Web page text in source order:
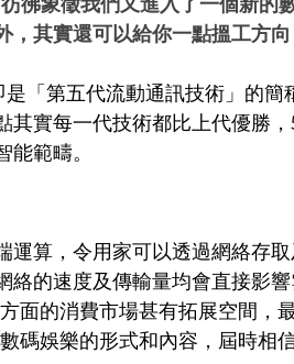
，其實還可以給你一點搵工方向
「第五代流動通訊技術」的
其實每一代技術都比上代優勝
範疇。
運算，令用家可以透過網絡存
絡的速度及傳輸量均會直接影
面的消費市場甚有拓展空間，
碼娛樂的形式和內容，屆時相